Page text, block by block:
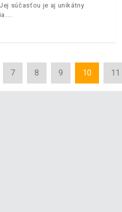
súčasťou je aj unikátny
7 8 9 10 11